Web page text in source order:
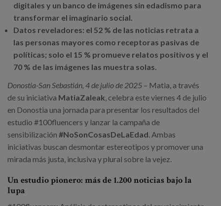
es
digitales y un banco de imágenes sin edadismo para
transformar el imaginario social.
Datos reveladores: el 52 % de las noticias retrata a
las personas mayores como receptoras pasivas de
políticas; solo el 15 % promueve relatos positivos y el
70 % de las imágenes las muestra solas.
Donostia-San Sebastián, 4 de julio de 2025 – Matia, a través
de su iniciativa MatiaZaleak, celebra este viernes 4 de julio
en Donostia una jornada para presentar los resultados del
estudio #100fluencers y lanzar la campaña de
sensibilización #NoSonCosasDeLaEdad. Ambas
iniciativas buscan desmontar estereotipos y promover una
mirada más justa, inclusiva y plural sobre la vejez.
Un estudio pionero: más de 1.200 noticias bajo la
lupa